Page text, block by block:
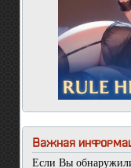
Важная
Если Вы